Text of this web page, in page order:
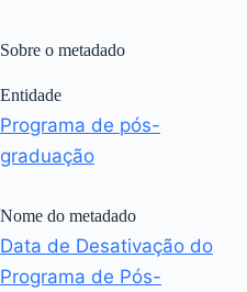
Sobre o metadado
Entidade
Programa de pós-
graduação
Nome do metadado
Data de Desativação do
Programa de Pós-